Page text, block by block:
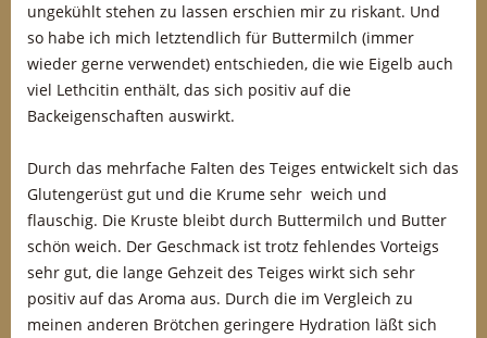
ungekühlt stehen zu lassen erschien mir zu riskant. Und
so habe ich mich letztendlich für Buttermilch (immer
wieder gerne verwendet) entschieden, die wie Eigelb auch
viel Lethcitin enthält, das sich positiv auf die
Backeigenschaften auswirkt.
Durch das mehrfache Falten des Teiges entwickelt sich das
Glutengerüst gut und die Krume sehr weich und
flauschig. Die Kruste bleibt durch Buttermilch und Butter
schön weich. Der Geschmack ist trotz fehlendes Vorteigs
sehr gut, die lange Gehzeit des Teiges wirkt sich sehr
positiv auf das Aroma aus. Durch die im Vergleich zu
meinen anderen Brötchen geringere Hydration läßt sich